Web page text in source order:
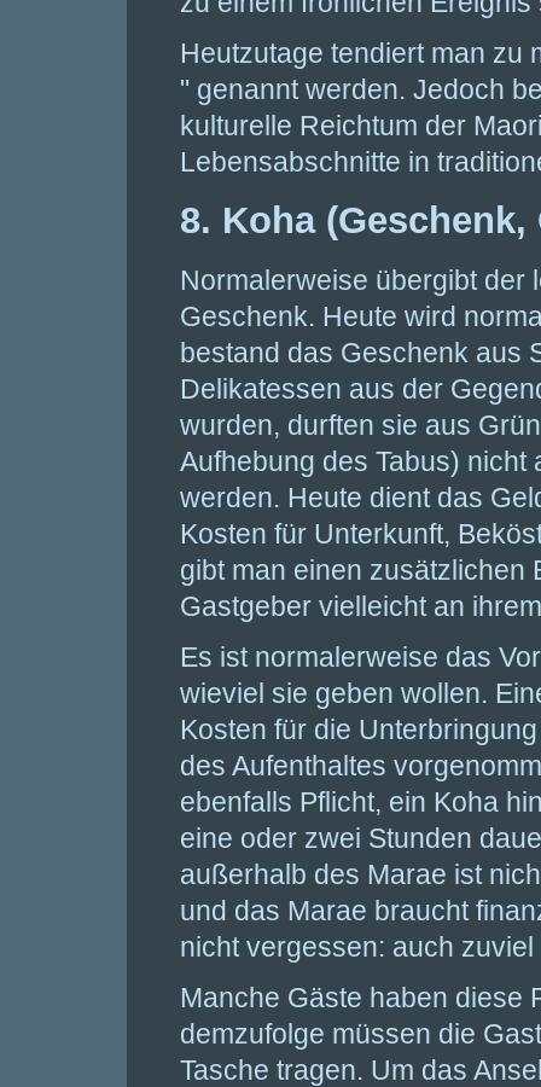
Heutzutage tendiert man zu
" genannt werden. Jedoch
kulturelle Reichtum der
Lebensabschnitte in
8. Koha (Geschenk,
Normalerweise übergibt der
Geschenk. Heute wird
bestand das Geschenk aus
Delikatessen aus der
wurden, durften sie aus
Aufhebung des Tabus)
werden. Heute dient das
Kosten für Unterkunft,
gibt man einen zusätzlichen
Gastgeber vielleicht an
Es ist normalerweise das
wieviel sie geben wollen.
Kosten für die
des Aufenthaltes
ebenfalls Pflicht, ein Koha
eine oder zwei Stunden
außerhalb des Marae ist
und das Marae braucht
nicht vergessen: auch zuviel
Manche Gäste haben diese
demzufolge müssen die
Tasche tragen. Um das